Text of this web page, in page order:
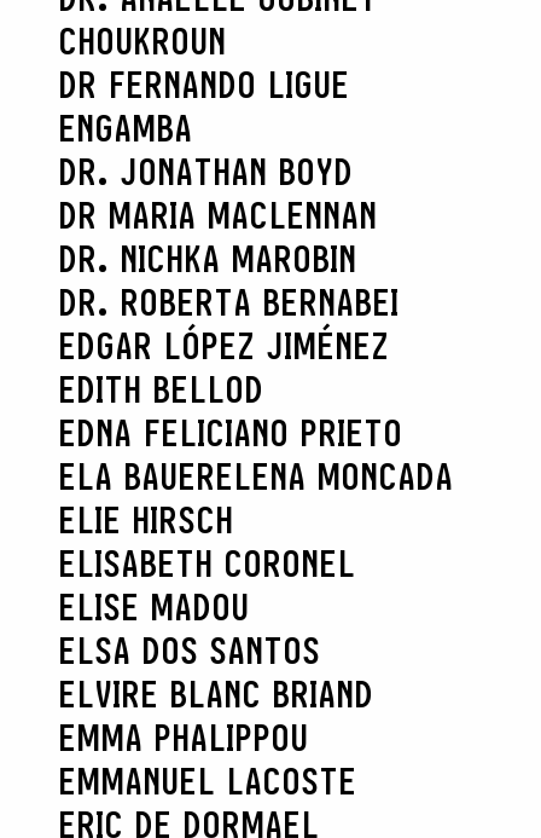
CHOUKROUN
DR FERNANDO LIGUE
ENGAMBA
DR. JONATHAN BOYD
DR MARIA MACLENNAN
DR. NICHKA MAROBIN
DR. ROBERTA BERNABEI
EDGAR LÓPEZ JIMÉNEZ
EDITH BELLOD
EDNA FELICIANO PRIETO
ELA BAUERELENA MONCADA
ELIE HIRSCH
ELISABETH CORONEL
ELISE MADOU
ELSA DOS SANTOS
ELVIRE BLANC BRIAND
EMMA PHALIPPOU
EMMANUEL LACOSTE
ERIC DE DORMAEL